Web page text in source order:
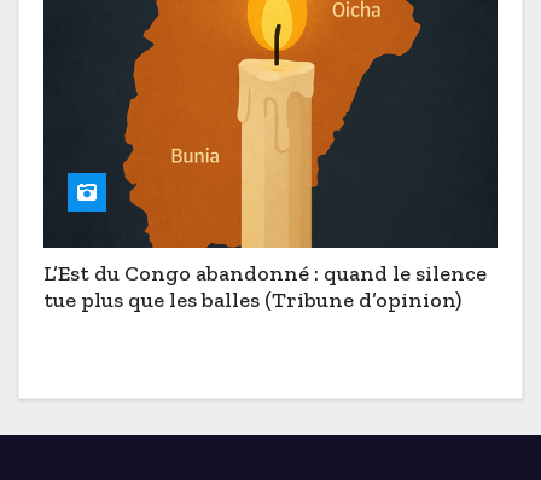
L’Est du Congo abandonné : quand le silence
tue plus que les balles (Tribune d’opinion)